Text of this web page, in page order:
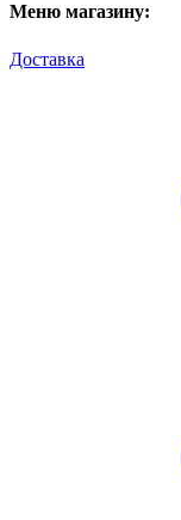
Меню магазину:
Доставка